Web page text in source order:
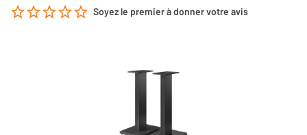
Soyez le premier à donner votre avis